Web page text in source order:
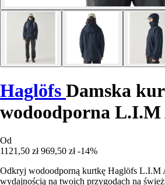
Haglöfs Damska
wodoodporna
Od
1121,50 zł 969,50 zł -14%
Odkryj wodoodporną kurtkę Haglöfs L.I.M
wydajnością na twoich przygodach na